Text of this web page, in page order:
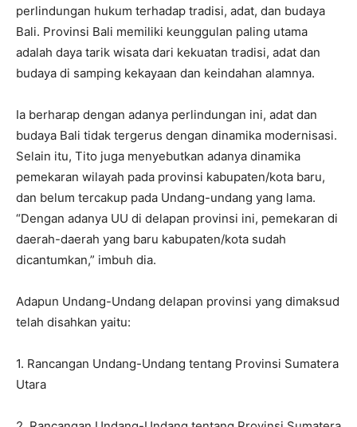
perlindungan hukum terhadap tradisi, adat, dan budaya
Bali. Provinsi Bali memiliki keunggulan paling utama
adalah daya tarik wisata dari kekuatan tradisi, adat dan
budaya di samping kekayaan dan keindahan alamnya.
Ia berharap dengan adanya perlindungan ini, adat dan
budaya Bali tidak tergerus dengan dinamika modernisasi.
Selain itu, Tito juga menyebutkan adanya dinamika
pemekaran wilayah pada provinsi kabupaten/kota baru,
dan belum tercakup pada Undang-undang yang lama.
“Dengan adanya UU di delapan provinsi ini, pemekaran di
daerah-daerah yang baru kabupaten/kota sudah
dicantumkan,” imbuh dia.
Adapun Undang-Undang delapan provinsi yang dimaksud
telah disahkan yaitu:
1. Rancangan Undang-Undang tentang Provinsi Sumatera
Utara